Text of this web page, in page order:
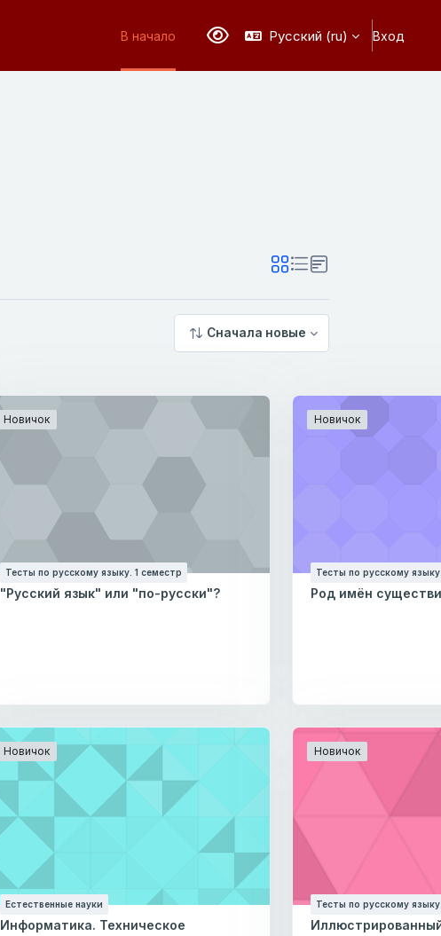
В начало
Версия для слабовидящих
Русский ‎(ru)‎ Вход
Сначала новые
Новичок
Тесты по русскому языку. 1 семестр
"Русский язык" или "по-русски"?
Новичок
Тесты по русскому
Род имён
Новичок
Естественные науки
Информатика. Техническое
Новичок
Тесты по русскому